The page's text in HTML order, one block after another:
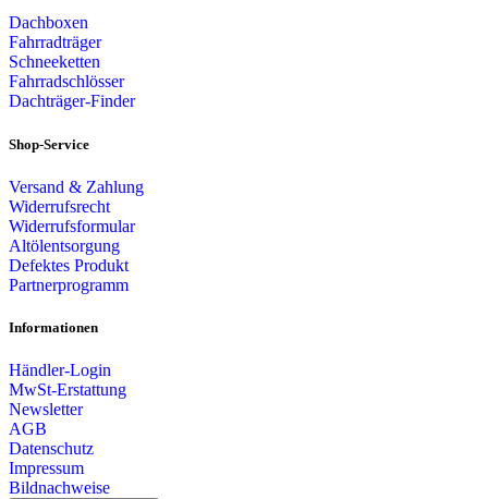
Dachboxen
Fahrradträger
Schneeketten
Fahrradschlösser
Dachträger-Finder
Shop-Service
Versand & Zahlung
Widerrufsrecht
Widerrufsformular
Altölentsorgung
Defektes Produkt
Partnerprogramm
Informationen
Händler-Login
MwSt-Erstattung
Newsletter
AGB
Datenschutz
Impressum
Bildnachweise